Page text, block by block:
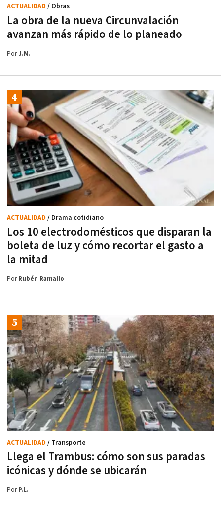
La obra de la nueva Circunvalación
avanzan más rápido de lo planeado
ACTUALIDAD / Obras
PorJ.M.
Los 10 electrodomésticos que disparan la
boleta de luz y cómo recortar el gasto a
la mitad
ACTUALIDAD / Drama cotidiano
PorRubén Ramallo
Llega el Trambus: cómo son sus paradas
icónicas y dónde se ubicarán
ACTUALIDAD / Transporte
PorP.L.